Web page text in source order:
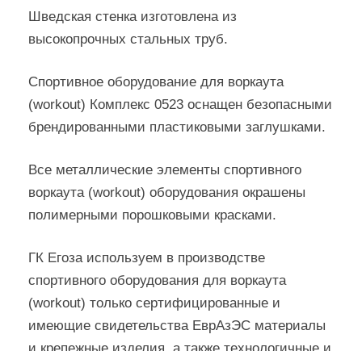
Шведская стенка изготовлена из
высокопрочных стальных труб.
Спортивное оборудование для воркаута
(workout) Комплекс 0523 оснащен безопасными
брендированными пластиковыми заглушками.
Все металлические элементы спортивного
воркаута (workout) оборудования окрашены
полимерными порошковыми красками.
ГК Егоза используем в производстве
спортивного оборудования для воркаута
(workout) только сертифицированные и
имеющие свидетельства ЕврАзЭС материалы